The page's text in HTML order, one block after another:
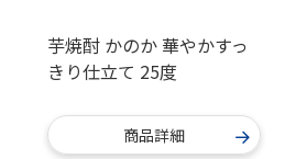
芋焼酎 かのか 華やかすっ
きり仕立て 25度
商品詳細